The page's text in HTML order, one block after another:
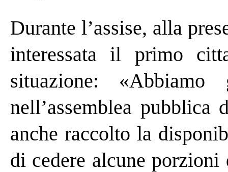
Durante l’assise, alla
interessata il primo
situazione:
nell’assemblea
anche raccolto la
di cedere alcune